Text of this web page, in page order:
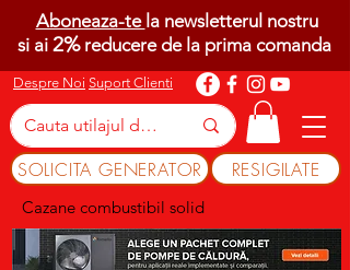
Despre Noi Suport Clienti
SOLICITA GENERATOR RESIGILATE
Cazane combustibil solid
Aboneaza-te la newsletterul nostru
si ai 2%reducere de la prima comanda